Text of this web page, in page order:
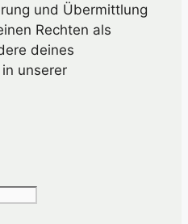
und Übermittlung
Rechten als
deines
unserer